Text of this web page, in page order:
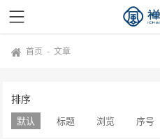
首页 -文章
排序
默认 标题 浏览 序号